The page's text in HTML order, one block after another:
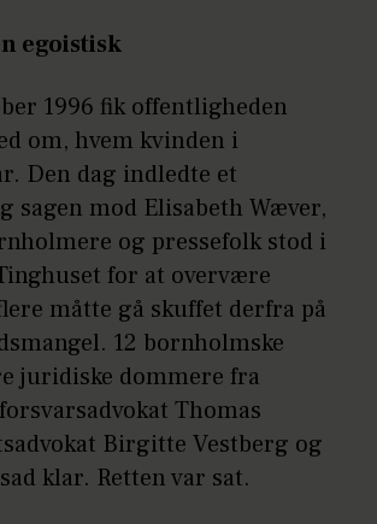
egoistisk
1996 fik offentligheden
om, hvem kvinden i
Den dag indledte et
sagen mod Elisabeth Wæver,
og pressefolk stod i
for at overvære
måtte gå skuffet derfra på
12 bornholmske
juridiske dommere fra
Thomas
Birgitte Vestberg og
klar. Retten var sat.